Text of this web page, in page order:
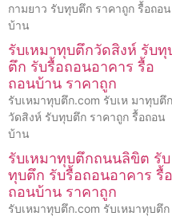
กามยาว รับทุบตึก ราคาถูก รื้อถอน
บ้าน
รับเหมาทุบตึกวัดสิงห์ รับทุ
ตึก รับรื้อถอนอาคาร รื้อ
ถอนบ้าน ราคาถูก
รับเหมาทุบตึก.com รับเห มาทุบตึก
วัดสิงห์ รับทุบตึก ราคาถูก รื้อถอน
บ้าน
รับเหมาทุบตึกถนนลิขิต รับ
ทุบตึก รับรื้อถอนอาคาร รื้อ
ถอนบ้าน ราคาถูก
รับเหมาทุบตึก.com รับเหมาทุบตึก